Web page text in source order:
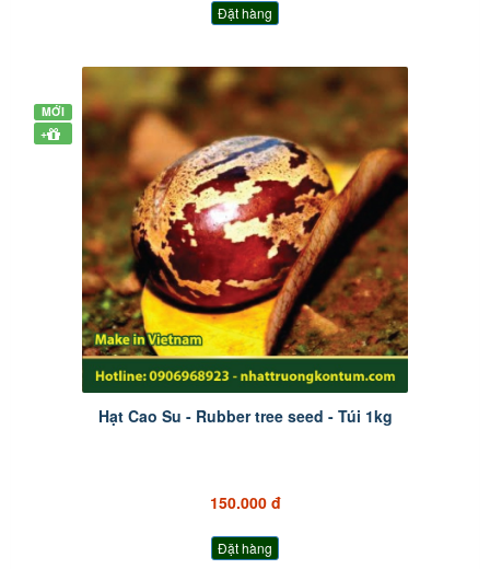
Đặt hàng
MỚI
+
Hạt Cao Su - Rubber tree seed - Túi 1kg
150.000 đ
Đặt hàng